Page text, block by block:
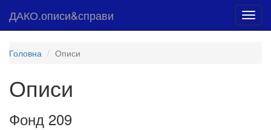
ДАКО.описи&справи
Головна Описи
Описи
Фонд 209